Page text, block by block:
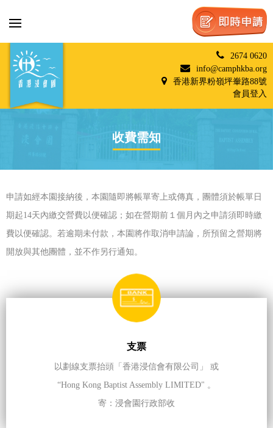
2674 0620
info@camphkba.org
香港新界粉嶺坪輋路88號
會員登入
收費需知
申請如經本園接納後，本園隨即將帳單寄上或傳真，團體須於帳單日
期起14天內繳交營費以便確認；如在營期前１個月內之申請須即時繳
費以便確認。若逾期未付款，本園將作取消申請論，所預留之營期將
開放與其他團體，並不作另行通知。
支票
以劃線支票抬頭「香港浸信會有限公司」 或
“Hong Kong Baptist Assembly LIMITED" 。
寄：浸會園行政部收